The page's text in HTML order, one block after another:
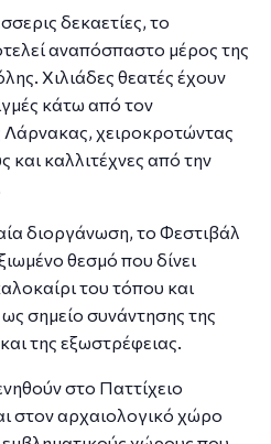
δεκαετίες, το
αναπόσπαστο μέρος της
Χιλιάδες θεατές έχουν
κάτω από τον
Λάρνακας, χειροκροτώντας
καλλιτέχνες από την
διοργάνωση, το Φεστιβάλ
θεσμό που δίνει
του τόπου και
σημείο συνάντησης της
της εξωστρέφειας.
στο Παττίχειο
στον αρχαιολογικό χώρο